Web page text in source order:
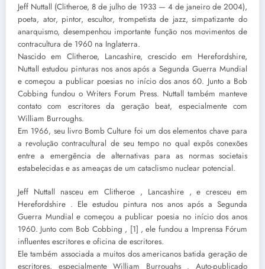
Jeff Nuttall (Clitheroe, 8 de julho de 1933 — 4 de janeiro de 2004),
poeta, ator, pintor, escultor, trompetista de jazz, simpatizante do
anarquismo, desempenhou importante função nos movimentos de
contracultura de 1960 na Inglaterra.
Nascido em Clitheroe, Lancashire, crescido em Herefordshire,
Nuttall estudou pinturas nos anos após a Segunda Guerra Mundial
e começou a publicar poesias no início dos anos 60. Junto a Bob
Cobbing fundou o Writers Forum Press. Nuttall também manteve
contato com escritores da geração beat, especialmente com
William Burroughs.
Em 1966, seu livro Bomb Culture foi um dos elementos chave para
a revolução contracultural de seu tempo no qual expôs conexões
entre a emergência de alternativas para as normas societais
estabelecidas e as ameaças de um cataclismo nuclear potencial.
Jeff Nuttall nasceu em Clitheroe , Lancashire , e cresceu em
Herefordshire . Ele estudou pintura nos anos após a Segunda
Guerra Mundial e começou a publicar poesia no início dos anos
1960. Junto com Bob Cobbing , [1] , ele fundou a Imprensa Fórum
influentes escritores e oficina de escritores.
Ele também associada a muitos dos americanos batida geração de
escritores, especialmente William Burroughs . Auto-publicado